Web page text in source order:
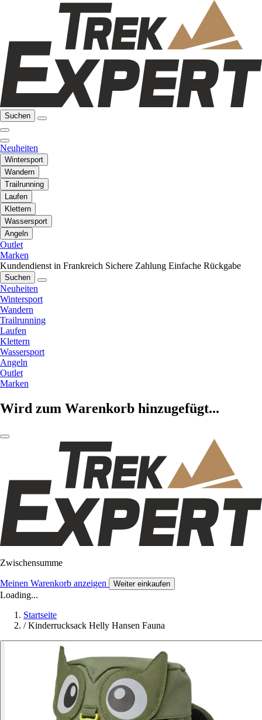
Suchen
Neuheiten
Wintersport
Wandern
Trailrunning
Laufen
Klettern
Wassersport
Angeln
Outlet
Marken
Kundendienst in Frankreich Sichere Zahlung Einfache Rückgabe
Suchen
Neuheiten
Wintersport
Wandern
Trailrunning
Laufen
Klettern
Wassersport
Angeln
Outlet
Marken
Wird zum Warenkorb hinzugefügt...
Zwischensumme
Meinen Warenkorb anzeigen Weiter einkaufen
Loading...
Startseite
/ Kinderrucksack Helly Hansen Fauna